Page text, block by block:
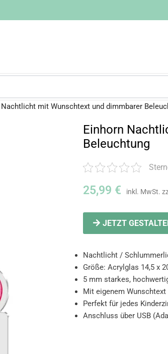
mit Wunschtext und dimmbarer
Einhorn
Beleuchtung
25,99 €
JETZT
Nachtlicht /
Größe: Acrylglas 14,5 x
5 mm starkes,
Mit eigenem Wunschtext
Perfekt für jedes
Anschluss über USB